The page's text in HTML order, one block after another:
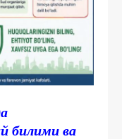
билими ва